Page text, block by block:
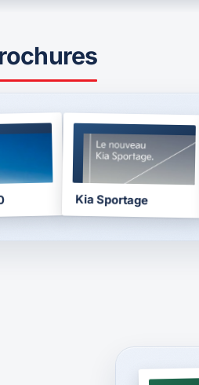
BROCHURE
2026
Kia Sportage